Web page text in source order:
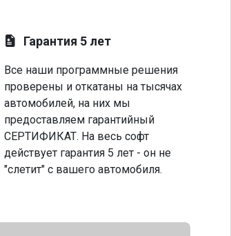
Гарантия 5 лет
Все наши программные решения
проверены и откатаны на тысячах
автомобилей, на них мы
предоставляем гарантийный
СЕРТИФИКАТ. На весь софт
действует гарантия 5 лет - он не
"слетит" с вашего автомобиля.